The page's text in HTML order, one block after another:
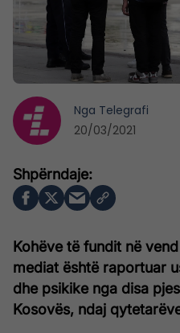
Kohëve të fundit në
mediat është raportuar
dhe psikike nga disa
Kosovës, ndaj
Nga Telegrafi
20/03/2021